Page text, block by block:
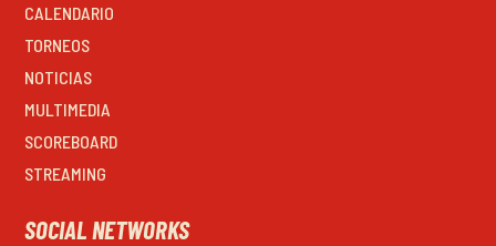
CALENDARIO
TORNEOS
NOTICIAS
MULTIMEDIA
SCOREBOARD
STREAMING
SOCIAL NETWORKS